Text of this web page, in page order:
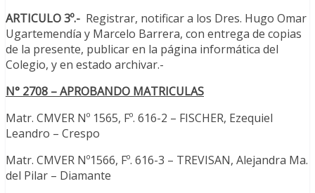
ARTICULO 3º.- Registrar, notificar a los Dres. Hugo Omar
Ugartemendía y Marcelo Barrera, con entrega de copias
de la presente, publicar en la página informática del
Colegio, y en estado archivar.-
N° 2708 – APROBANDO MATRICULAS
Matr. CMVER Nº 1565, Fº. 616-2 – FISCHER, Ezequiel
Leandro – Crespo
Matr. CMVER Nº1566, Fº. 616-3 – TREVISAN, Alejandra Ma.
del Pilar – Diamante